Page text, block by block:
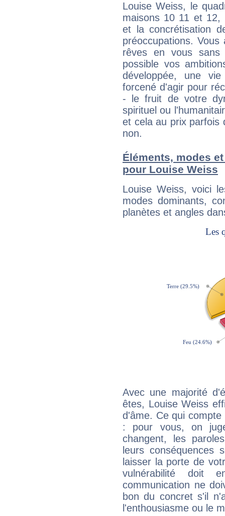
Louise Weiss, le
maisons 10 11 et 12,
et la concrétisation
préoccupations.
rêves en vous sans
possible vos
développée, une
forcené d'agir pour
- le fruit de votre
spirituel ou
et cela au prix parfois
non.
Éléments, modes
pour Louise Weiss
Louise Weiss, voici
modes dominants,
planètes et angles
Avec une majorité
êtes, Louise Weiss
d'âme. Ce qui
: pour vous, on
changent, les
leurs conséquences
laisser la porte de
vulnérabilité doit
communication ne
bon du concret s'il
l'enthousiasme ou le